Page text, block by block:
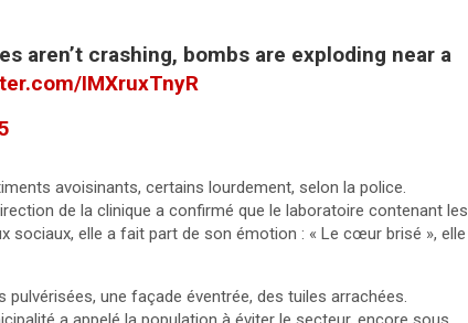
aren’t crashing, bombs are exploding near a
IMXruxTnyR
avoisinants, certains lourdement, selon la police.
de la clinique a confirmé que le laboratoire contenant les
sociaux, elle a fait part de son émotion : « Le cœur brisé », elle
une façade éventrée, des tuiles arrachées.